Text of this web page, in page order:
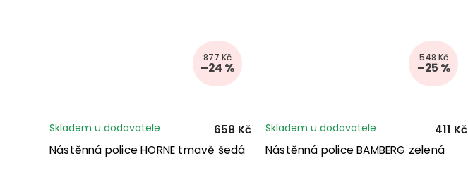
877 Kč
–24 %
Nástěnná police HORNE tmavě šedá
Skladem u dodavatele 658 Kč
548 Kč
–25 %
Nástěnná police BAMBERG zelená
Skladem u dodavatele 411 Kč